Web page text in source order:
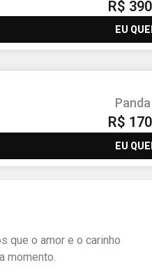
R$
EU
R$
EU
que o amor e o carinho
momento.